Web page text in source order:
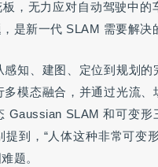
，无力应对自动驾驶中的
是新一代 SLAM 需要解决
知、建图、定位到规划
模态融合，并通过光流
Gaussian SLAM 和可变形
到，“人体这种非常可变
题。